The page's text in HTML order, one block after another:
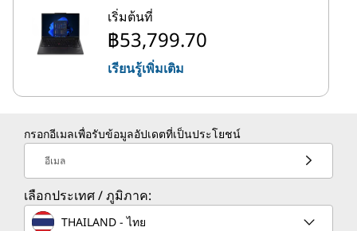
เริ่มต้นที่
฿53,799.70
เรียนรู้เพิ่มเติม
กรอกอีเมลเพื่อรับข้อมูลอัปเดตที่เป็นประโยชน์
อีเมล
เลือกประเทศ / ภูมิภาค:
THAILAND - ไทย